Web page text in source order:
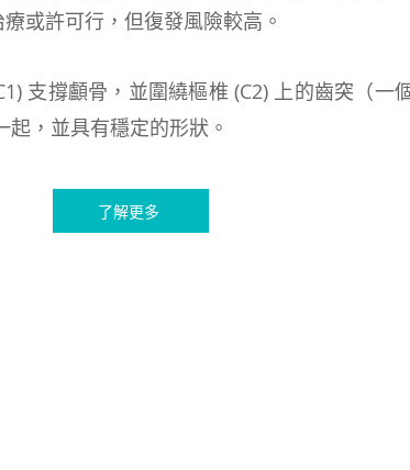
或許可行，但復發風險較高。
支撐顱骨，並圍繞樞椎 (C2) 上的齒突（一
，並具有穩定的形狀。
了解更多